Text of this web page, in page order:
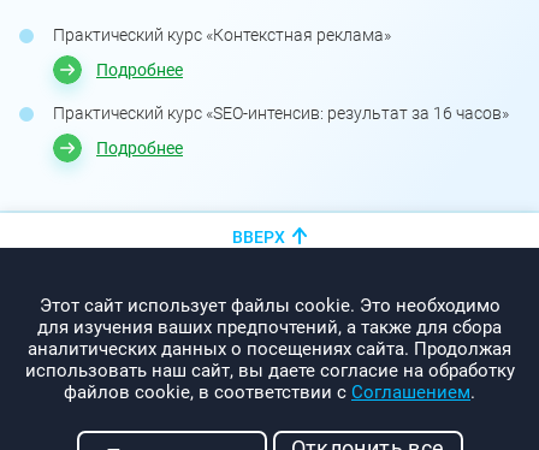
Практический курс «Контекстная реклама»
Подробнее
Практический курс «SEO-интенсив: результат за 16 часов»
Подробнее
Этот сайт использует файлы cookie. Это необходимо
для изучения ваших предпочтений, а также для сбора
аналитических данных о посещениях сайта. Продолжая
использовать наш сайт, вы даете согласие на обработку
файлов cookie, в соответствии с Соглашением.
ВВЕРХ
info@promo-webcom.by
© 2000-2026. Webcom Performance